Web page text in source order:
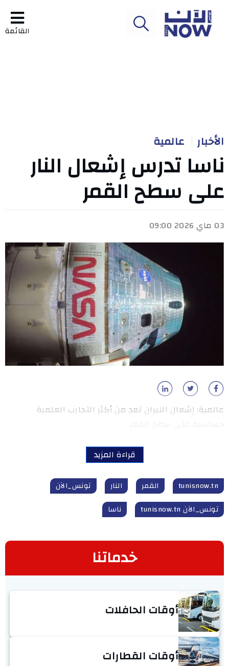
القائمة
الأخبار عالمية
ناسا تدرس إشعال النار
على سطح القمر
03 ماي 2026 09:00
عالمية: إشعال النيران تعد من أكثر التجارب العلمية
قراءة المزيد
tunisnow.tn القمر النار
تونس_الآن
تونس_الآن tunisnow.tn
ناسا
خدماتنا
أوقات الحافلات
أوقات القطارات